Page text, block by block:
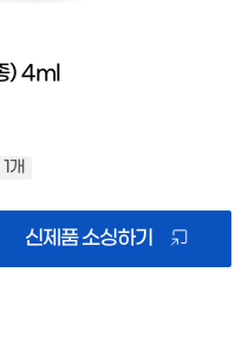
) 4ml
개
신제품 소싱하기